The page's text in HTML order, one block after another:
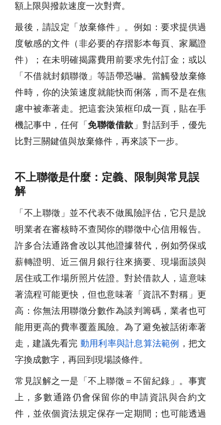
額上限與撥款速度一次對齊。
最後，請設定「放棄條件」。例如：要求提供過
度敏感的文件（非必要的存摺影本每頁、家屬證
件）；在未明確揭露費用前要求先付訂金；或以
「不借就封鎖聯徵」等語帶恐嚇。當觸發放棄條
件時，你的決策速度就能快而俐落，而不是在焦
慮中被牽著走。把這套決策框印成一頁，貼在手
機記事中，任何「 免聯徵借款 」對話到手，優先
比對三關鍵值與放棄條件，再來談下一步。
不上聯徵是什麼：定義、限制與常見誤
解
「不上聯徵」並不代表不做風險評估，它只是說
明業者在審核時不查閱你的聯徵中心信用報告。
許多合法通路會改以其他證據替代，例如勞保或
薪轉證明、近三個月銀行往來摘要、現場面談與
居住或工作場所照片佐證。對於借款人，這意味
著流程可能更快，但也意味著「資訊不對稱」更
高：你無法用聯徵分數作為談判籌碼，業者也可
能用更高的費率覆蓋風險。為了避免被話術牽著
走，建議先看完 動用利率與計息算法範例
，把文
字換成數字，再回到現場談條件。
常見誤解之一是「不上聯徵＝不留紀錄」。事實
上，多數通路仍會保留你的申請資訊與合約文
件，並依個資法規定保存一定期間；也可能透過